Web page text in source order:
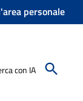
personale
con IA